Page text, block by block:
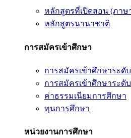
หลักสูตรที่เปิดสอน (ภาษ
หลักสูตรนานาชาติ
การสมัครเข้าศึกษา
การสมัครเข้าศึกษาระ
การสมัครเข้าศึกษาระ
ค่าธรรมเนียมการศึกษา
ทุนการศึกษา
หน่วยงานการศึกษา